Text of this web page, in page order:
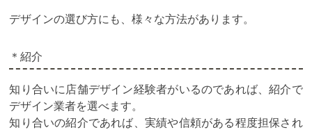
デザインの選び方にも、様々な方法があります。
＊紹介
知り合いに店舗デザイン経験者がいるのであれば、紹介で
デザイン業者を選べます。
知り合いの紹介であれば、実績や信頼がある程度担保され